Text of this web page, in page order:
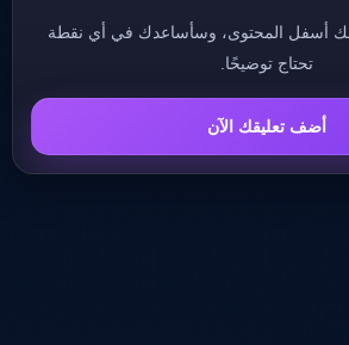
أسفل المحتوى، وسأساعدك في أي نقطة
تحتاج توضيحًا.
أضف تعليقك الآن